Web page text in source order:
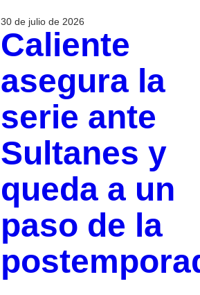
30 de julio de 2026
Caliente
asegura la
serie ante
Sultanes y
queda a un
paso de la